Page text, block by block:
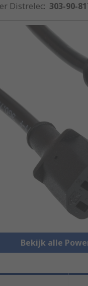
Distrelec: 303-90-
Bekijk alle